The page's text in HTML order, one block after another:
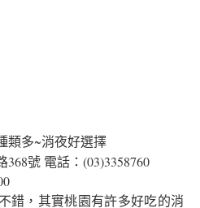
類多~消夜好選擇
號 電話：(03)3358760
錯，其實桃園有許多好吃的消